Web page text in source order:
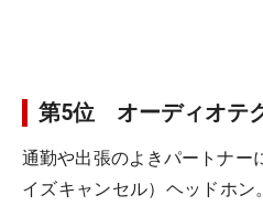
第5位 オーディオテ
通勤や出張のよきパートナー
イズキャンセル）ヘッドホ